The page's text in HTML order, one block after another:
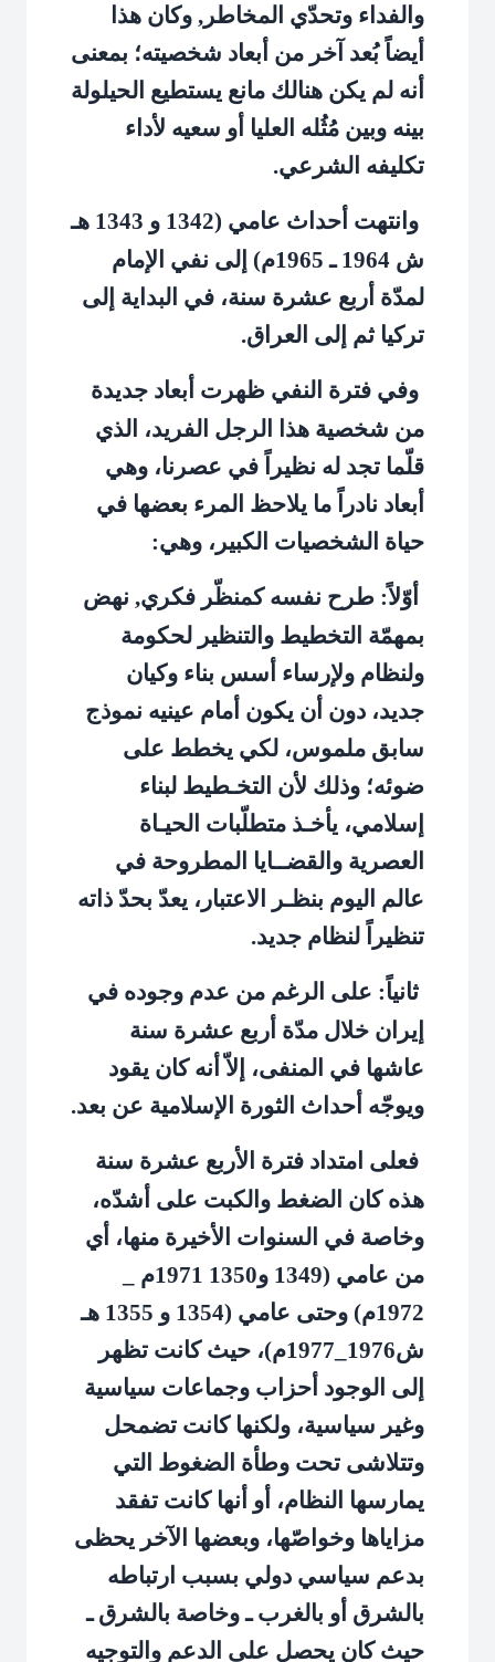
والفداء وتحدّي المخاطر, وكان هذا
أيضاً بُعد آخر من أبعاد شخصيته؛ بمعنى
أنه لم يكن هنالك مانع يستطيع الحيلولة
بينه وبين مُثُله العليا أو سعيه لأداء
تكليفه الشرعي.
وانتهت أحداث عامي (1342 و 1343 هـ
ش 1964 ـ 1965م) إلى نفي الإمام
لمدّة أربع عشرة سنة، في البداية إلى
تركيا ثم إلى العراق.
وفي فترة النفي ظهرت أبعاد جديدة
من شخصية هذا الرجل الفريد، الذي
قلّما تجد له نظيراً في عصرنا، وهي
أبعاد نادراً ما يلاحظ المرء بعضها في
حياة الشخصيات الكبير، وهي:
أوّلاً: طرح نفسه كمنظّر فكري, نهض
بمهمّة التخطيط والتنظير لحكومة
ولنظام ولإرساء أسس بناء وكيان
جديد، دون أن يكون أمام عينيه نموذج
سابق ملموس، لكي يخطط على
ضوئه؛ وذلك لأن التخـطيط لبناء
إسلامي، يأخـذ متطلّبات الحيـاة
العصرية والقضــايا المطروحة في
عالم اليوم بنظـر الاعتبار، يعدّ بحدّ ذاته
تنظيراً لنظام جديد.
ثانياً: على الرغم من عدم وجوده في
إيران خلال مدّة أربع عشرة سنة
عاشها في المنفى، إلاّ أنه كان يقود
ويوجّه أحداث الثورة الإسلامية عن بعد.
فعلى امتداد فترة الأربع عشرة سنة
هذه كان الضغط والكبت على أشدّه،
وخاصة في السنوات الأخيرة منها، أي
من عامي (1349 و1350 1971م _
1972م) وحتى عامي (1354 و 1355 هـ
ش1976_1977م)، حيث كانت تظهر
إلى الوجود أحزاب وجماعات سياسية
وغير سياسية، ولكنها كانت تضمحل
وتتلاشى تحت وطأة الضغوط التي
يمارسها النظام، أو أنها كانت تفقد
مزاياها وخواصّها، وبعضها الآخر يحظى
بدعم سياسي دولي بسبب ارتباطه
بالشرق أو بالغرب ـ وخاصة بالشرق ـ
حيث كان يحصل على الدعم والتوجيه